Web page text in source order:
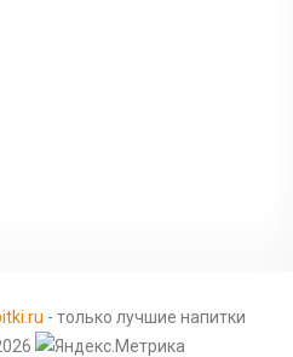
- только лучшие напитки